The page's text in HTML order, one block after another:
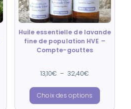
Huile essentielle de lavande
fine de population HVE –
Compte-gouttes
Note
4.91
13,10€ – 32,40€
Choix des options